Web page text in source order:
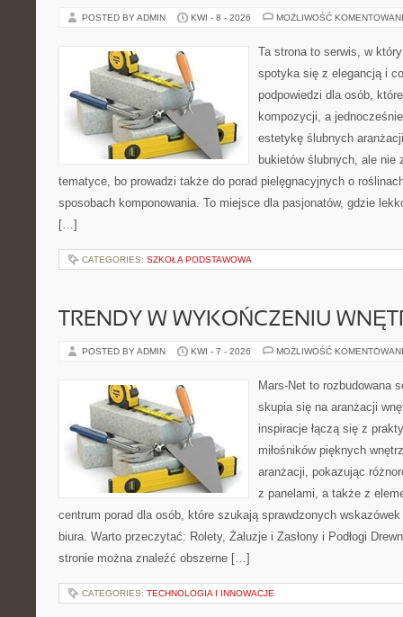
POSTED BY ADMIN KWI - 8 - 2026 MOŻLIWOŚĆ
Ta strona to serwis, w
spotyka się z elegancją i
podpowiedzi dla osób,
kompozycji, a
estetykę ślubnych
bukietów ślubnych, ale nie
tematyce, bo prowadzi także do porad pielęgnacyjnych o
sposobach komponowania. To miejsce dla pasjonatów, gdzie
[…]
CATEGORIES: SZKOŁA PODSTAWOWA
TRENDY W WYKOŃCZENIU
POSTED BY ADMIN KWI - 7 - 2026 MOŻLIWOŚĆ
Mars-Net to rozbudowana
skupia się na aranżacji
inspiracje łączą się z
miłośników pięknych
aranżacji, pokazując
z panelami, a także z
centrum porad dla osób, które szukają sprawdzonych
biura. Warto przeczytać: Rolety, Żaluzje i Zasłony i Podłogi
stronie można znaleźć obszerne […]
CATEGORIES: TECHNOLOGIA I INNOWACJE